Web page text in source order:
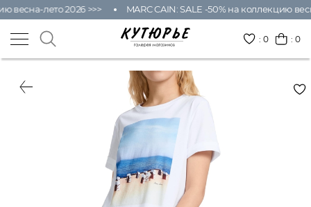
весна-лето 2026 >>> MARC CAIN: SALE -50% на коллекцию
:0 : 0